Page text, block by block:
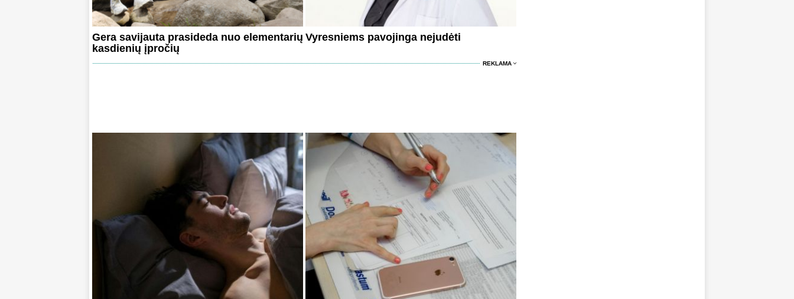
Gera savijauta prasideda nuo elementarių
kasdienių įpročių
Vyresniems pavojinga nejudėti
REKLAMA